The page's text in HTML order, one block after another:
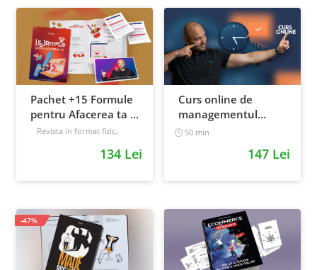
Pachet +15 Formule
pentru Afacerea ta +
Prompt-uri dedicate
Revista in format fizic,
134 Lei
Curs online de
managementul
timpului: cum sa
50 min
147 Lei
-47%